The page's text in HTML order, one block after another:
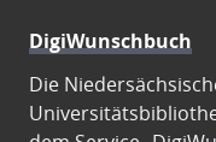
DigiWunschbuch
Die